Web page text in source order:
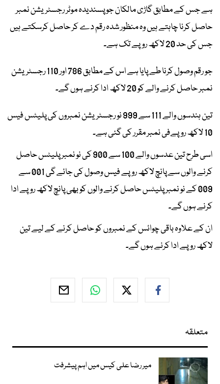
ہے جس کے مطابق گاڑی مالکان جو پسندیدہ موٹر رجسٹریشن نمبر
حاصل کرنا چاہتے ہیں وہ منظور شدہ رقم دے کر حاصل کرسکتے ہیں
جس کی حد 20 لاکھ روپے تک ہے۔
جو رقم وصول کرنا طے پایا ہے اس کے مطابق 786 اور 110 رجسٹریشن
نمبر حاصل کرنے والے کو 20 لاکھ ادا کرنے ہوں گے۔
تین ہندسوں والے 111 سے 999 نو رجسٹریشن نمبروں کی پلیٹس فیس
10 لاکھ روپےفی نمبر مقرر کی گئی ہے۔
اسی طرح تین عدسوں والے 100 سے 900 کی نو نمبر پلیٹس حاصل
کرنے والوں سے پانچ لاکھ روپے فیس وصول کی جائے گی 001 سے
009 کے نو نمبر پلیٹس حاصل کرنے والوں کو بھی پانچ لاکھ روپے ادا
کرنے ہوں گے۔
ان کے علاوہ باقی چوائس کے نمبروں کو حاصل کرنے کے لیے تین
لاکھ روپے ادا کرنے ہوں گے۔
متعلقہ
میر رضا علی کیس میں اہم پیشرفت